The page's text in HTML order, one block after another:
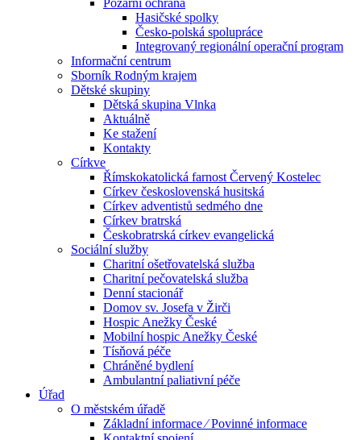
Požární ochrana
Hasičské spolky
Česko-polská spolupráce
Integrovaný regionální operační program
Informační centrum
Sborník Rodným krajem
Dětské skupiny
Dětská skupina Vlnka
Aktuálně
Ke stažení
Kontakty
Církve
Římskokatolická farnost Červený Kostelec
Církev československá husitská
Církev adventistů sedmého dne
Církev bratrská
Českobratrská církev evangelická
Sociální služby
Charitní ošetřovatelská služba
Charitní pečovatelská služba
Denní stacionář
Domov sv. Josefa v Žirči
Hospic Anežky České
Mobilní hospic Anežky České
Tísňová péče
Chráněné bydlení
Ambulantní paliativní péče
Úřad
O městském úřadě
Základní informace ⁄ Povinné informace